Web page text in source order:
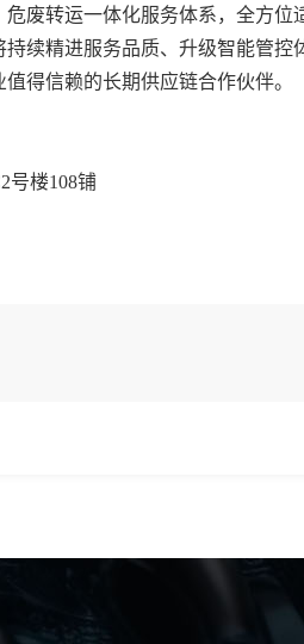
废转运一体化服务体系，全方位
续精进服务品质、升级智能管控
得信赖的长期供应链合作伙伴。
号楼108铺